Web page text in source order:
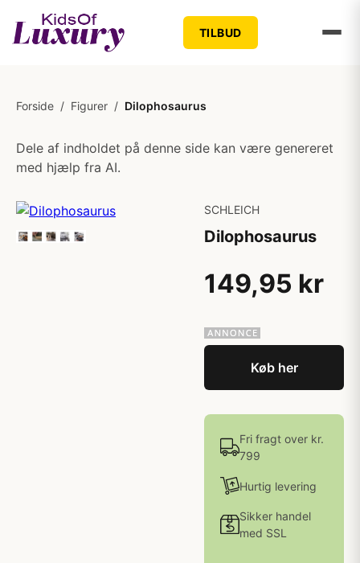
TILBUD
Forside / Figurer / Dilophosaurus
Dele af indholdet på denne side kan være genereret
med hjælp fra AI.
SCHLEICH
Dilophosaurus
149,95 kr
Køb her
Fri fragt over kr.
799
Hurtig levering
Sikker handel
med SSL